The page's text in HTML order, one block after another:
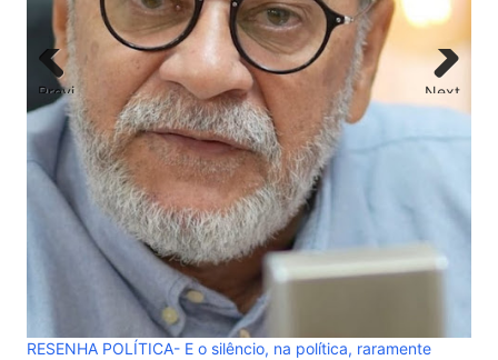
RESENHA POLÍTICA- E o silêncio, na política, raramente
Previ
ous
Next